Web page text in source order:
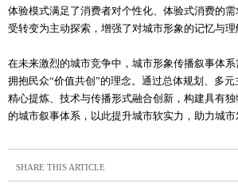
体验模式满足了消费者对个性化、体验式消费的
受转变为主动探索，增强了对城市形象的记忆与理
在未来激烈的城市竞争中，城市形象传播叙事体系
拥抱民众“价值共创”的理念。通过总体规划、多
精心提炼、技术与传播形式融合创新，构建具有
的城市叙事体系，以此提升城市软实力，助力城市
SHARE THIS ARTICLE